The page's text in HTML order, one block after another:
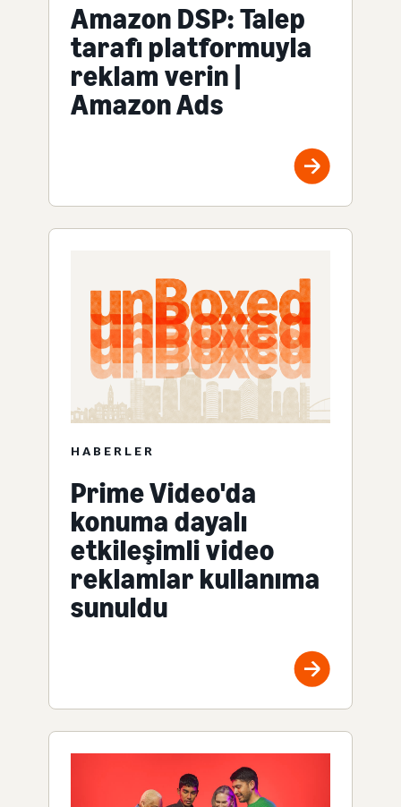
Amazon DSP: Talep
tarafı platformuyla
reklam verin |
Amazon Ads
HABERLER
Prime Video'da
konuma dayalı
etkileşimli video
reklamlar kullanıma
sunuldu